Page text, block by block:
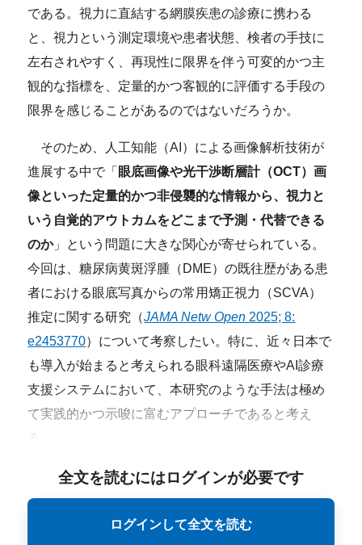
である。視力に直結する網膜疾患の診療に携わる
と、視力という測定環境や患者状態、検者の手技に
左右されやすく、再現性に限界を伴う可変的かつ主
観的な指標を、定量的かつ客観的に評価する手段の
限界を感じることがあるのではないだろうか。
そのため、人工知能（AI）による画像解析技術が
進展する中で「 眼底画像や光干渉断層計（OCT）画
像といった定量的かつ非侵襲的な情報から、視力と
いう自覚的アウトカムをどこまで予測・代替できる
のか」という問題に大きな関心が寄せられている。
今回は、糖尿病黄斑浮腫（DME）の既往歴がある患
者における眼底写真からの常用矯正視力（SCVA）
推定に関する研究（JAMA Netw Open 2025; 8:
e2453770）について考察したい。特に、近々日本で
も導入が始まると考えられる眼科遠隔医療やAI診療
支援システムにおいて、本研究のような手法は極め
て実践的かつ示唆に富むアプローチであると考え
る。
全文を読むにはログインが必要です
ログインして全文を読む